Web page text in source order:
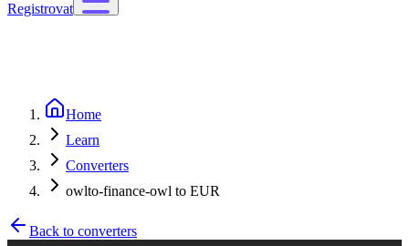
Registrovat
Home
Learn
Converters
owlto-finance-owl to EUR
Back to converters